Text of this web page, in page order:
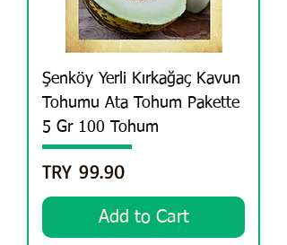
Şenköy Yerli Kırkağaç Kavun
Tohumu Ata Tohum Pakette
5 Gr 100 Tohum
Price
TRY 99.90
Add to Cart